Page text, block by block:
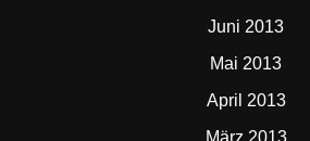
Juni 2013
Mai 2013
April 2013
März 2013